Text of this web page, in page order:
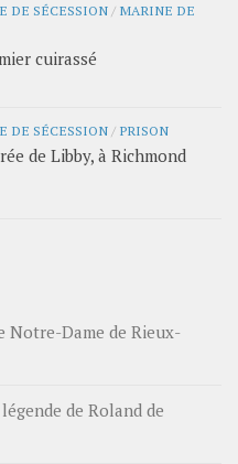
DE SÉCESSION / MARINE DE
cuirassé
DE SÉCESSION / PRISON
de Libby, à Richmond
Notre-Dame de Rieux-
de Roland de